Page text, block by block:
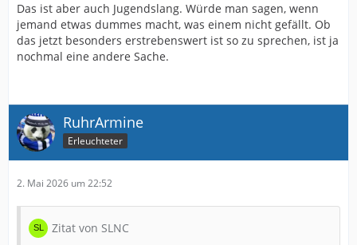
Das ist aber auch Jugendslang. Würde man sagen, wenn
jemand etwas dummes macht, was einem nicht gefällt. Ob
das jetzt besonders erstrebenswert ist so zu sprechen, ist ja
nochmal eine andere Sache.
RuhrArmine
Erleuchteter
2. Mai 2026 um 22:52
Zitat von SLNC